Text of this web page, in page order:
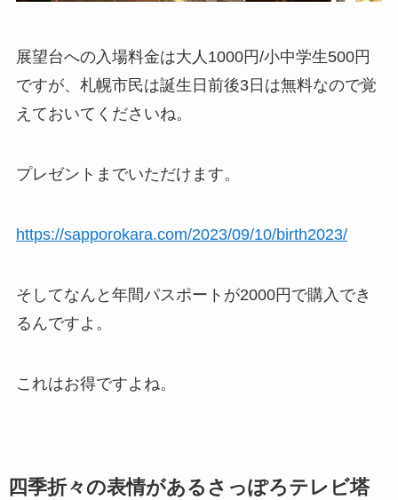
展望台への入場料金は大人1000円/小中学生500円
ですが、札幌市民は誕生日前後3日は無料なので覚
えておいてくださいね。
プレゼントまでいただけます。
https://sapporokara.com/2023/09/10/birth2023/
そしてなんと年間パスポートが2000円で購入でき
るんですよ。
これはお得ですよね。
四季折々の表情があるさっぽろテレビ塔